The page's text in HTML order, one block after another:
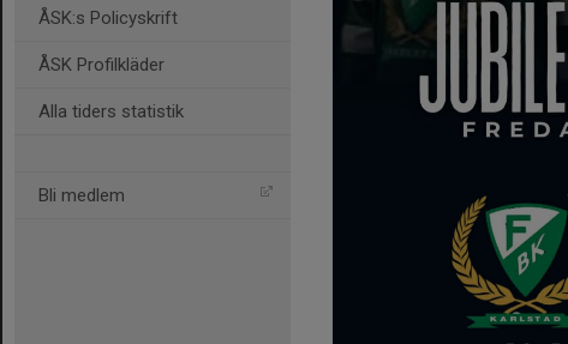
ÅSK:s Policyskrift
ÅSK Profilkläder
Alla tiders statistik
Bli medlem